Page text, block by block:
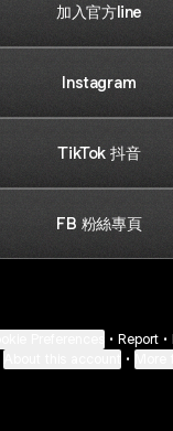
加入官方line
Instagram
TikTok 抖音
FB 粉絲專頁
• Report •
•